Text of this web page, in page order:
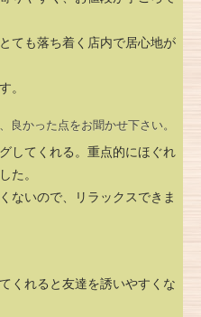
ても落ち着く店内で居心地が
。
良かった点をお聞かせ下さい。
してくれる。重点的にほぐれ
た。
ないので、リラックスできま
くれると友達を誘いやすくな